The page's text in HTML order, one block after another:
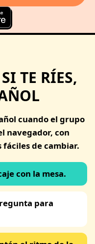
TE RÍES,
cuando el grupo
navegador, con
de cambiar.
con la mesa.
para